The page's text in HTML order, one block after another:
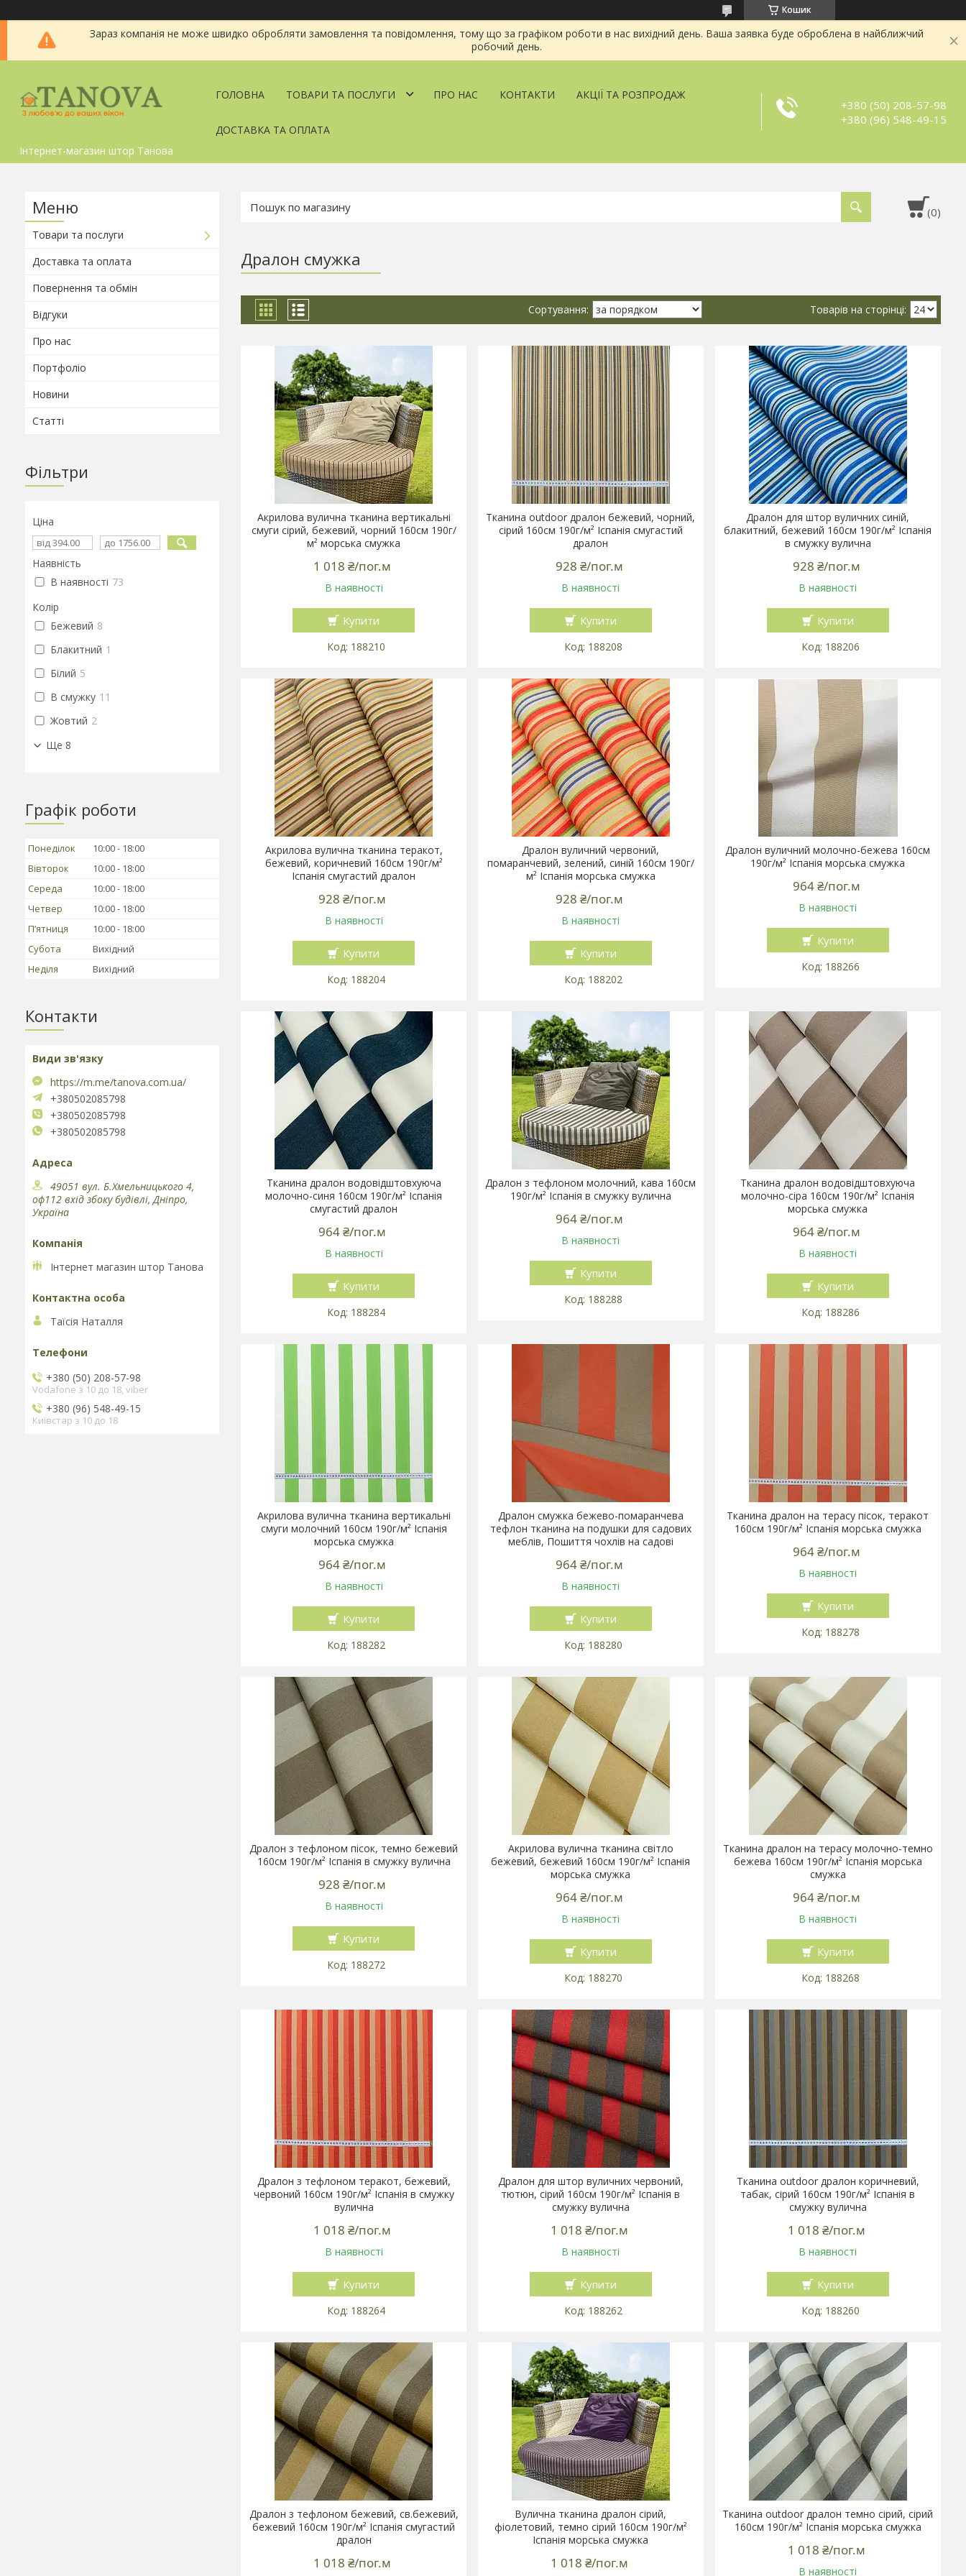
Кошик
Зараз компанія не може швидко обробляти замовлення та повідомлення, тому що за графіком роботи в нас вихідний день. Ваша заявка буде оброблена в найближчий
робочий день.
Інтернет-магазин штор Танова
ГОЛОВНА ТОВАРИ ТА ПОСЛУГИ ПРО НАС КОНТАКТИ АКЦІЇ ТА РОЗПРОДАЖ
ДОСТАВКА ТА ОПЛАТА
+380 (50) 208-57-98
+380 (96) 548-49-15
Дралон смужка
Акрилова вулична тканина вертикальні
смуги сірий, бежевий, чорний 160см 190г/
м² морська смужка
1 018 ₴/пог.м
В наявності
Купити
188210
Тканина outdoor дралон бежевий, чорний,
сірий 160см 190г/м² Іспанія смугастий
дралон
928 ₴/пог.м
В наявності
Купити
188208
Дралон для штор вуличних синiй,
блакитний, бежевий 160см 190г/м² Іспанія
в смужку вулична
928 ₴/пог.м
В наявності
Купити
188206
Акрилова вулична тканина теракот,
бежевий, коричневий 160см 190г/м²
Іспанія смугастий дралон
928 ₴/пог.м
В наявності
Купити
188204
Дралон вуличний червоний,
помаранчевий, зелений, синій 160см 190г/
м² Іспанія морська смужка
928 ₴/пог.м
В наявності
Купити
188202
Дралон вуличний молочно-бежева 160см
190г/м² Іспанія морська смужка
964 ₴/пог.м
В наявності
Купити
188266
Тканина дралон водовідштовхуюча
молочно-синя 160см 190г/м² Іспанія
смугастий дралон
964 ₴/пог.м
В наявності
Купити
188284
Дралон з тефлоном молочний, кава 160см
190г/м² Іспанія в смужку вулична
964 ₴/пог.м
В наявності
Купити
188288
Тканина дралон водовідштовхуюча
молочно-сіра 160см 190г/м² Іспанія
морська смужка
964 ₴/пог.м
В наявності
Купити
188286
Акрилова вулична тканина вертикальні
смуги молочний 160см 190г/м² Іспанія
морська смужка
964 ₴/пог.м
В наявності
Купити
188282
Дралон смужка бежево-помаранчева
тефлон тканина на подушки для садових
меблів, Пошиття чохлів на садові
964 ₴/пог.м
В наявності
Купити
188280
Тканина дралон на терасу пісок, теракот
160см 190г/м² Іспанія морська смужка
964 ₴/пог.м
В наявності
Купити
188278
Дралон з тефлоном пісок, темно бежевий
160см 190г/м² Іспанія в смужку вулична
928 ₴/пог.м
В наявності
Купити
188272
Акрилова вулична тканина світло
бежевий, бежевий 160см 190г/м² Іспанія
морська смужка
964 ₴/пог.м
В наявності
Купити
188270
Тканина дралон на терасу молочно-темно
бежева 160см 190г/м² Іспанія морська
смужка
964 ₴/пог.м
В наявності
Купити
188268
Дралон з тефлоном теракот, бежевий,
червоний 160см 190г/м² Іспанія в смужку
вулична
1 018 ₴/пог.м
В наявності
Купити
188264
Дралон для штор вуличних червоний,
тютюн, сірий 160см 190г/м² Іспанія в
смужку вулична
1 018 ₴/пог.м
В наявності
Купити
188262
Тканина outdoor дралон коричневий,
табак, сірий 160см 190г/м² Іспанія в
смужку вулична
1 018 ₴/пог.м
В наявності
Купити
188260
Дралон з тефлоном бежевий, св.бежевий,
бежевий 160см 190г/м² Іспанія смугастий
дралон
1 018 ₴/пог.м
Вулична тканина дралон сірий,
фіолетовий, темно сірий 160см 190г/м²
Іспанія морська смужка
1 018 ₴/пог.м
Тканина outdoor дралон темно сірий, сірий
160см 190г/м² Іспанія морська смужка
1 018 ₴/пог.м
В наявності
Товари та послуги
Доставка та оплата
Повернення та обмін
Відгуки
Про нас
Портфоліо
Новини
Статті
Фільтри
Ціна
Наявність
В наявності 73
Колір
Бежевий 8
Блакитний 1
Білий 5
В смужку 11
Жовтий 2
Ще 8
Графік роботи
Понеділок 10:00
18:00
Вівторок
10:00
18:00
Середа
10:00
18:00
Четвер
10:00
18:00
Пʼятниця
10:00
18:00
Субота
Вихідний
Неділя
Вихідний
Контакти
https://m.me/tanova.com.ua/
+380502085798
+380502085798
+380502085798
49051 вул. Б.Хмельницького 4,
оф112 вхід збоку будівлі, Дніпро,
Україна
Інтернет магазин штор Танова
Таїсія Наталля
+380 (50) 208-57-98
Vodafone з 10 до 18, viber
+380 (96) 548-49-15
Київстар з 10 до 18